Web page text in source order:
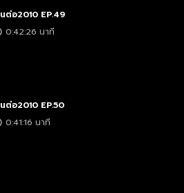
นต่อ2010 EP.49
0:42:26 นาที
นต่อ2010 EP.50
0:41:16 นาที